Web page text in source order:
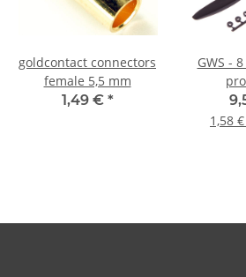
goldcontact connectors
female 5,5 mm
1,49 € *
GWS -
1,58